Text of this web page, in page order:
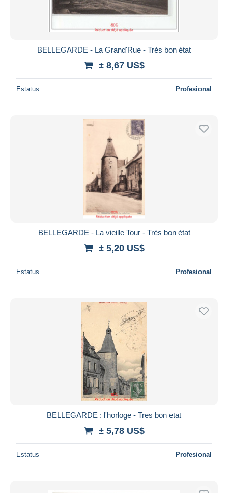
BELLEGARDE - La Grand'Rue - Très bon état
± 8,67 US$
Estatus Profesional
BELLEGARDE - La vieille Tour - Très bon état
± 5,20 US$
Estatus Profesional
BELLEGARDE : l'horloge - Tres bon etat
± 5,78 US$
Estatus Profesional